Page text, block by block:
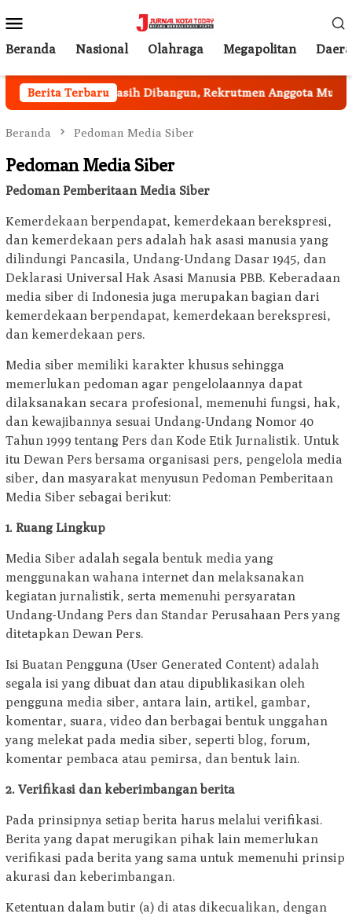
ke
kontenMobile
Beranda Nasional Olahraga Megapolitan
Berita TerbaruMasih Dibangun, Rekrutmen Anggota Mulai
Beranda Pedoman Media Siber
Pedoman Media Siber
Pedoman Pemberitaan Media Siber
Kemerdekaan berpendapat, kemerdekaan berekspresi,
dan kemerdekaan pers adalah hak asasi manusia yang
dilindungi Pancasila, Undang-Undang Dasar 1945, dan
Deklarasi Universal Hak Asasi Manusia PBB. Keberadaan
media siber di Indonesia juga merupakan bagian dari
kemerdekaan berpendapat, kemerdekaan berekspresi,
dan kemerdekaan pers.
Media siber memiliki karakter khusus sehingga
memerlukan pedoman agar pengelolaannya dapat
dilaksanakan secara profesional, memenuhi fungsi, hak,
dan kewajibannya sesuai Undang-Undang Nomor 40
Tahun 1999 tentang Pers dan Kode Etik Jurnalistik. Untuk
itu Dewan Pers bersama organisasi pers, pengelola media
siber, dan masyarakat menyusun Pedoman Pemberitaan
Media Siber sebagai berikut:
1. Ruang Lingkup
Media Siber adalah segala bentuk media yang
menggunakan wahana internet dan melaksanakan
kegiatan jurnalistik, serta memenuhi persyaratan
Undang-Undang Pers dan Standar Perusahaan Pers yang
ditetapkan Dewan Pers.
Isi Buatan Pengguna (User Generated Content) adalah
segala isi yang dibuat dan atau dipublikasikan oleh
pengguna media siber, antara lain, artikel, gambar,
komentar, suara, video dan berbagai bentuk unggahan
yang melekat pada media siber, seperti blog, forum,
komentar pembaca atau pemirsa, dan bentuk lain.
2. Verifikasi dan keberimbangan berita
Pada prinsipnya setiap berita harus melalui verifikasi.
Berita yang dapat merugikan pihak lain memerlukan
verifikasi pada berita yang sama untuk memenuhi prinsip
akurasi dan keberimbangan.
Ketentuan dalam butir (a) di atas dikecualikan, dengan